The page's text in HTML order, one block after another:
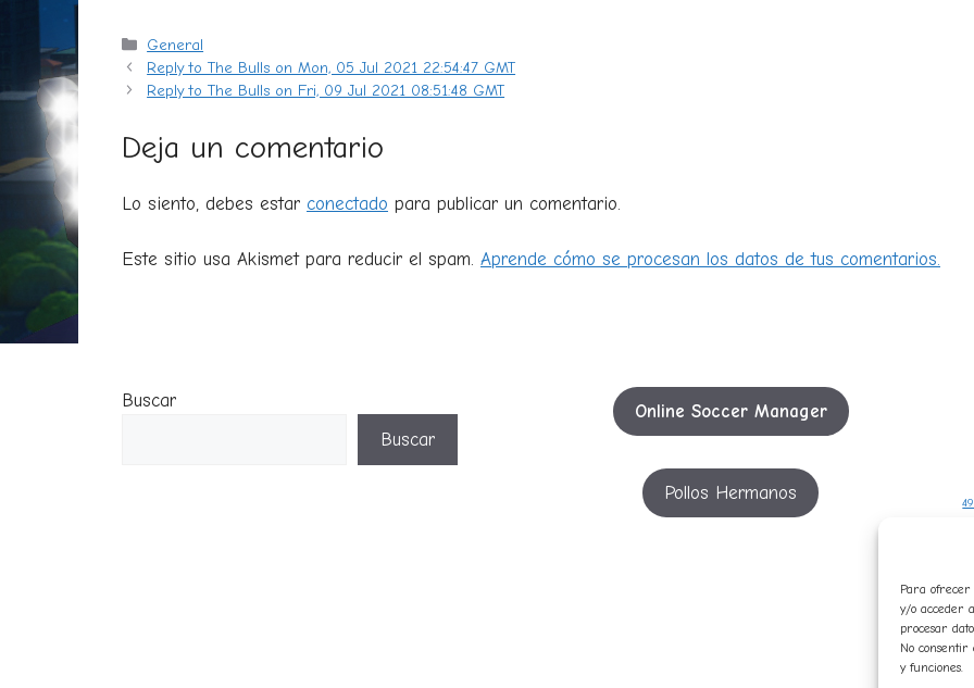
Para ofrecer
y/o acceder
procesar
No
y funciones.
Categorías
General
Reply to The Bulls on Mon, 05 Jul 2021 22:54:47 GMT
Reply to The Bulls on Fri, 09 Jul 2021 08:51:48 GMT
Deja un comentario
Lo siento, debes estar conectado para publicar un comentario.
Este sitio usa Akismet para reducir el spam. Aprende cómo se procesan los datos de tus comentarios.
Buscar
Buscar
Online Soccer Manager
Pollos Hermanos